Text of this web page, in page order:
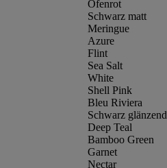
Ofenrot
Schwarz matt
Meringue
Azure
Flint
Sea Salt
White
Shell Pink
Bleu Riviera
Schwarz glänzend
Deep Teal
Bamboo Green
Garnet
Nectar